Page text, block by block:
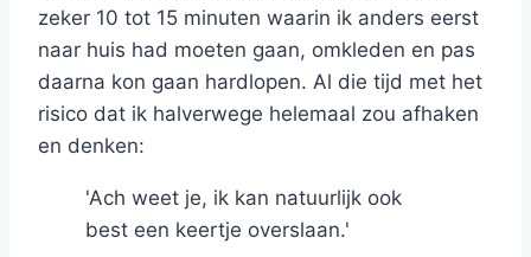
zeker 10 tot 15 minuten waarin ik anders eerst
naar huis had moeten gaan, omkleden en pas
daarna kon gaan hardlopen. Al die tijd met het
risico dat ik halverwege helemaal zou afhaken
en denken:
'Ach weet je, ik kan natuurlijk ook
best een keertje overslaan.'